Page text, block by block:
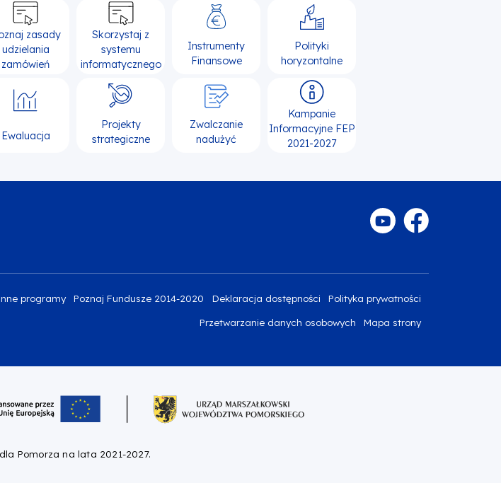
zasady
udzielania
zamówień
Skorzystaj z
systemu
informatycznego
Instrumenty
Finansowe
Polityki
horyzontalne
Ewaluacja
Projekty
strategiczne
Zwalczanie
nadużyć
Kampanie
Informacyjne FEP
2021-2027
programy Poznaj Fundusze 2014-2020 Deklaracja dostępności Polityka prywatności
Przetwarzanie danych osobowych Mapa strony
Pomorza na lata 2021-2027.